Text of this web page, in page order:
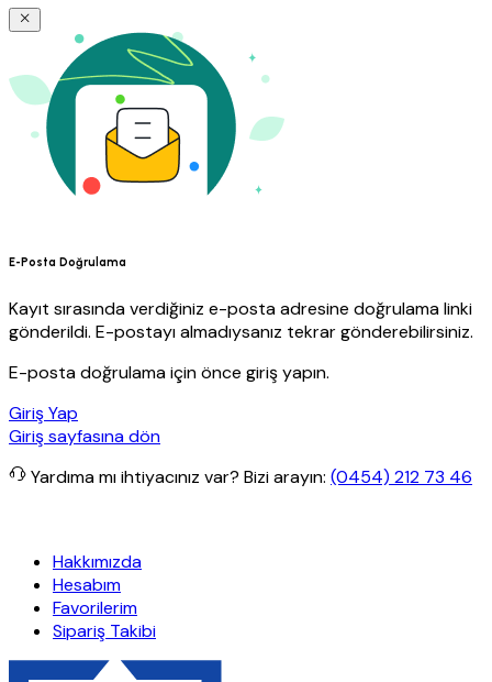
E-Posta Doğrulama
Kayıt sırasında verdiğiniz e-posta adresine doğrulama linki
gönderildi. E-postayı almadıysanız tekrar gönderebilirsiniz.
E-posta doğrulama için önce giriş yapın.
Giriş Yap
Giriş sayfasına dön
Yardıma mı ihtiyacınız var? Bizi arayın: (0454) 212 73 46
Hakkımızda
Hesabım
Favorilerim
Sipariş Takibi